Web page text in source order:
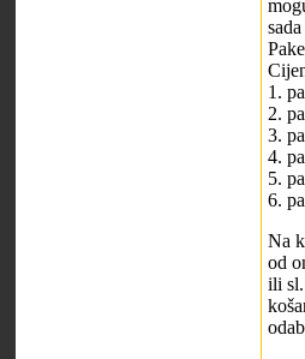
1.
2.
3.
4.
5.
6.
Na
od
ili sl.